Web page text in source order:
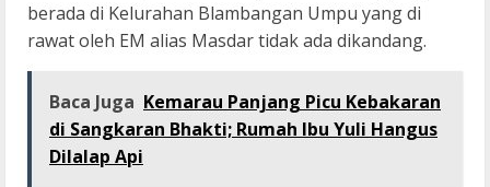
berada di Kelurahan Blambangan Umpu yang di
rawat oleh EM alias Masdar tidak ada dikandang.
Baca Juga Kemarau Panjang Picu Kebakaran
di Sangkaran Bhakti; Rumah Ibu Yuli Hangus
Dilalap Api